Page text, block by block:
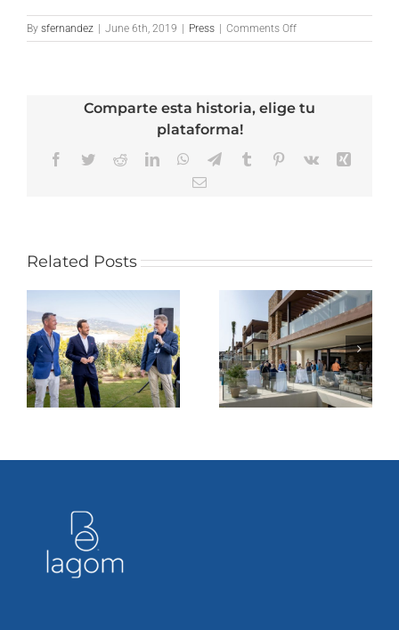
By sfernandez June 6th, 2019 Press Comments Offon
ABC
con
para
Costa
Sol
Comparte esta historia, elige tu
plataforma!
Facebook
TwitterRedditLinkedInWhatsApp
TelegramTumblr Pinterest
Vk
Email
Related Posts